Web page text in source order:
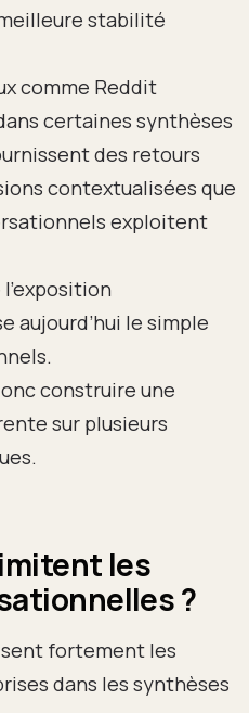
stabilité
comme Reddit
certaines synthèses
des retours
contextualisées que
exploitent
aujourd’hui le simple
construire une
sur plusieurs
les
?
fortement les
dans les synthèses